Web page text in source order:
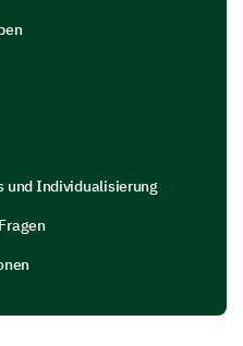
und Individualisierung